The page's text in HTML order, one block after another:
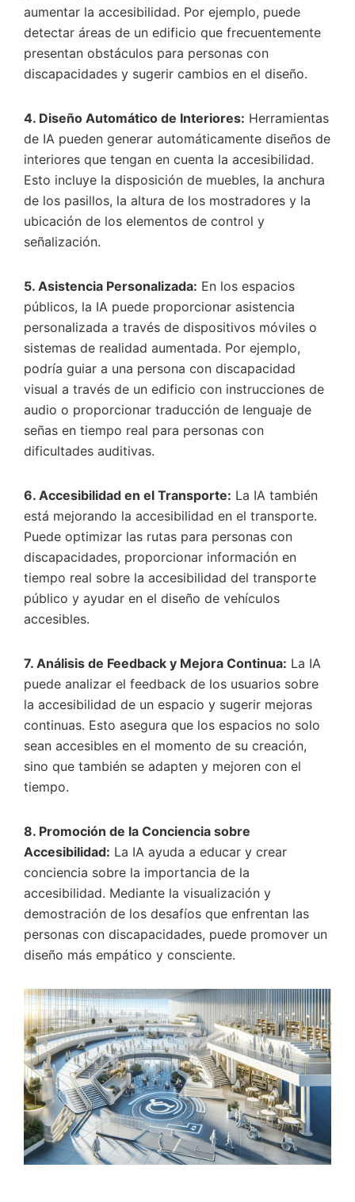
aumentar la accesibilidad. Por ejemplo, puede
detectar áreas de un edificio que frecuentemente
presentan obstáculos para personas con
discapacidades y sugerir cambios en el diseño.
4. Diseño Automático de Interiores: Herramientas
de IA pueden generar automáticamente diseños de
interiores que tengan en cuenta la accesibilidad.
Esto incluye la disposición de muebles, la anchura
de los pasillos, la altura de los mostradores y la
ubicación de los elementos de control y
señalización.
5. Asistencia Personalizada: En los espacios
públicos, la IA puede proporcionar asistencia
personalizada a través de dispositivos móviles o
sistemas de realidad aumentada. Por ejemplo,
podría guiar a una persona con discapacidad
visual a través de un edificio con instrucciones de
audio o proporcionar traducción de lenguaje de
señas en tiempo real para personas con
dificultades auditivas.
6. Accesibilidad en el Transporte: La IA también
está mejorando la accesibilidad en el transporte.
Puede optimizar las rutas para personas con
discapacidades, proporcionar información en
tiempo real sobre la accesibilidad del transporte
público y ayudar en el diseño de vehículos
accesibles.
7. Análisis de Feedback y Mejora Continua: La IA
puede analizar el feedback de los usuarios sobre
la accesibilidad de un espacio y sugerir mejoras
continuas. Esto asegura que los espacios no solo
sean accesibles en el momento de su creación,
sino que también se adapten y mejoren con el
tiempo.
8. Promoción de la Conciencia sobre
Accesibilidad: La IA ayuda a educar y crear
conciencia sobre la importancia de la
accesibilidad. Mediante la visualización y
demostración de los desafíos que enfrentan las
personas con discapacidades, puede promover un
diseño más empático y consciente.